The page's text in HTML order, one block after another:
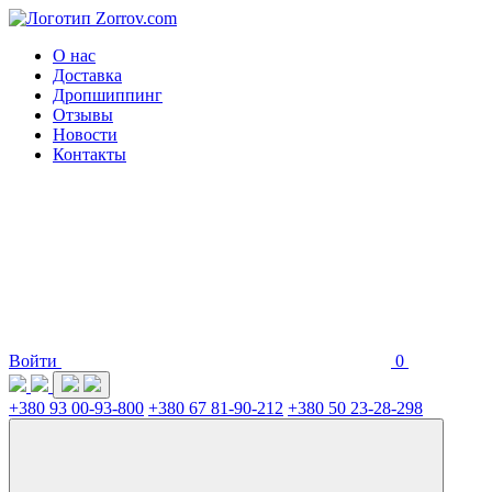
О нас
Доставка
Дропшиппинг
Отзывы
Новости
Контакты
Войти 0
+380 93 00-93-800 +380 67 81-90-212 +380 50 23-28-298